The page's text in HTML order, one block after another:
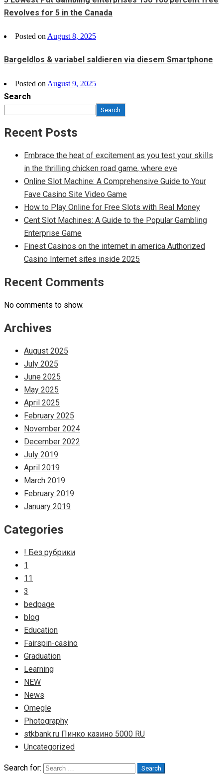
Revolves for 5 in the Canada
Posted on August 8, 2025
Bargeldlos & variabel saldieren via diesem Smartphone
Posted on August 9, 2025
Search
Search
Recent Posts
Embrace the heat of excitement as you test your skills
in the thrilling chicken road game, where eve
Online Slot Machine: A Comprehensive Guide to Your
Fave Casino Site Video Game
How to Play Online for Free Slots with Real Money
Cent Slot Machines: A Guide to the Popular Gambling
Enterprise Game
Finest Casinos on the internet in america Authorized
Casino Internet sites inside 2025
Recent Comments
No comments to show.
Archives
August 2025
July 2025
June 2025
May 2025
April 2025
February 2025
November 2024
December 2022
July 2019
April 2019
March 2019
February 2019
January 2019
Categories
! Без рубрики
1
11
3
bedpage
blog
Education
Fairspin-casino
Graduation
Learning
NEW
News
Omegle
Photography
stkbank.ru Пинко казино 5000 RU
Uncategorized
Search for: Search